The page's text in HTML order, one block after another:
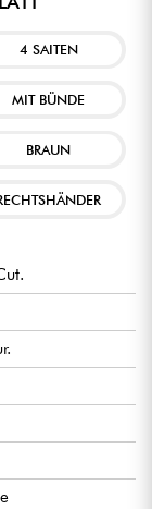
4 SAITEN
MIT BÜNDE
BRAUN